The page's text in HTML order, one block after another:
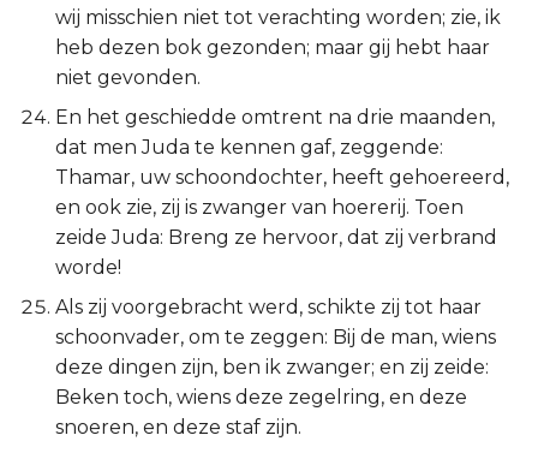
wij misschien niet tot verachting worden; zie, ik
heb dezen bok gezonden; maar gij hebt haar
niet gevonden.
En het geschiedde omtrent na drie maanden,
dat men Juda te kennen gaf, zeggende:
Thamar, uw schoondochter, heeft gehoereerd,
en ook zie, zij is zwanger van hoererij. Toen
zeide Juda: Breng ze hervoor, dat zij verbrand
worde!
Als zij voorgebracht werd, schikte zij tot haar
schoonvader, om te zeggen: Bij de man, wiens
deze dingen zijn, ben ik zwanger; en zij zeide:
Beken toch, wiens deze zegelring, en deze
snoeren, en deze staf zijn.